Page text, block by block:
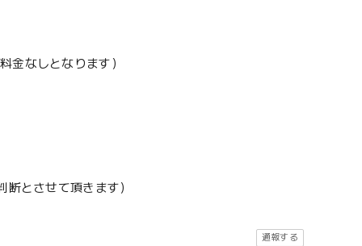
金なしとなります）
とさせて頂きます）
通報する